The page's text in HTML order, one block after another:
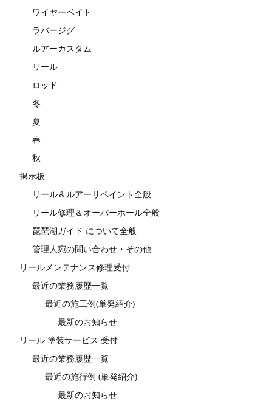
ワイヤーベイト
ラバージグ
ルアーカスタム
リール
ロッド
冬
夏
春
秋
掲示板
リール＆ルアーリペイント全般
リール修理＆オーバーホール全般
琵琶湖ガイド について全般
管理人宛の問い合わせ・その他
リールメンテナンス修理受付
最近の業務履歴一覧
最近の施工例(単発紹介)
最新のお知らせ
リール 塗装サービス 受付
最近の業務履歴一覧
最近の施行例 (単発紹介)
最新のお知らせ